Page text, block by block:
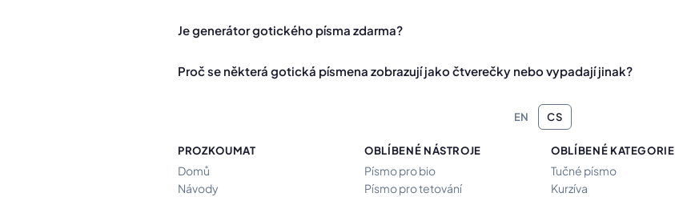
Je generátor gotického písma zdarma?
Proč se některá gotická písmena zobrazují jako čtverečky nebo vypadají jinak?
EN CS
PROZKOUMAT
Domů
Návody
OBLÍBENÉ NÁSTROJE
Písmo pro bio
Písmo pro tetování
OBLÍBENÉ KATEGORIE
Tučné písmo
Kurzíva